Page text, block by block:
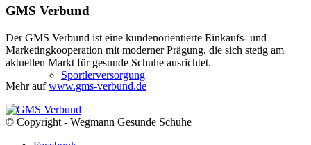
Sportlerversorgung
GMS Verbund
Der GMS Verbund ist eine kundenorientierte Einkaufs- und
Marketingkooperation mit moderner Prägung, die sich stetig am
aktuellen Markt für gesunde Schuhe ausrichtet.
Mehr aufwww.gms-verbund.de
© Copyright - Wegmann Gesunde Schuhe